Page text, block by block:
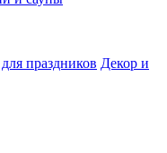
праздников Декор и